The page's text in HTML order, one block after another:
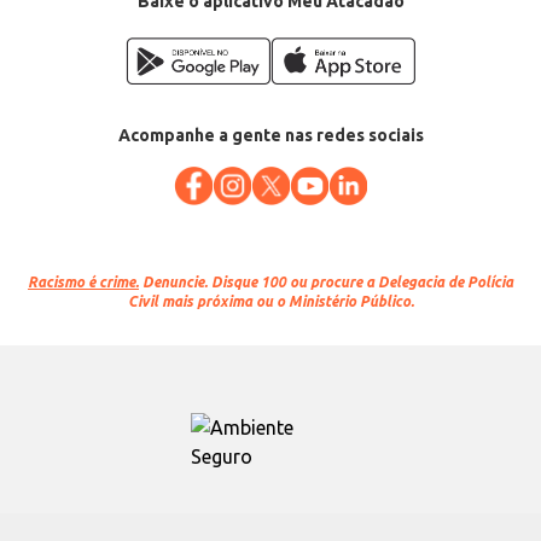
Acompanhe a gente nas redes sociais
Racismo é crime. Denuncie. Disque 100 ou procure a Delegacia de Polícia
Civil mais próxima ou o Ministério Público.